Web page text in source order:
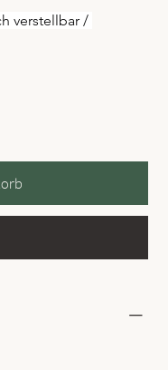
verstellbar /